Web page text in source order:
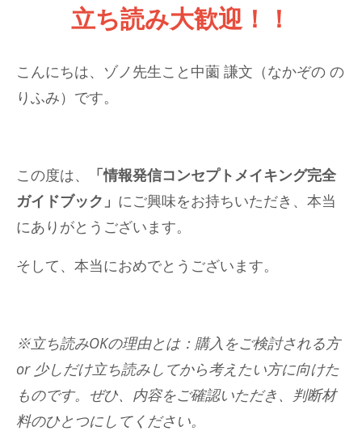
立ち読み大歓迎！！
こんにちは、ゾノ先生こと中薗 謙文（なかぞの の
りふみ）です。
この度は、
「情報発信コンセプトメイキング完全
ガイドブック」 にご興味をお持ちいただき、本当
にありがとうございます。
そして、本当におめでとうございます。
※立ち読みOKの理由とは：購入をご検討される方
or 少しだけ立ち読みしてから考えたい方に向けた
ものです。ぜひ、内容をご確認いただき、判断材
料のひとつにしてください。